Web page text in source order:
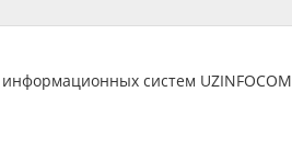
систем UZINFOCOM